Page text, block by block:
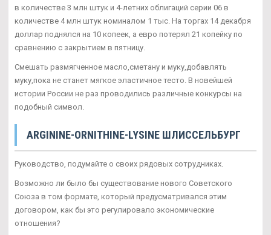
в количестве 3 млн штук и 4-летних облигаций серии 06 в
количестве 4 млн штук номиналом 1 тыс. На торгах 14 декабря
доллар поднялся на 10 копеек, а евро потерял 21 копейку по
сравнению с закрытием в пятницу.
Смешать размягченное масло,сметану и муку,добавлять
муку,пока не станет мягкое эластичное тесто. В новейшей
истории России не раз проводились различные конкурсы на
подобный символ.
ARGININE-ORNITHINE-LYSINE ШЛИССЕЛЬБУРГ
Руководство, подумайте о своих рядовых сотрудниках.
Возможно ли было бы существование нового Советского
Союза в том формате, который предусматривался этим
договором, как бы это регулировало экономические
отношения?